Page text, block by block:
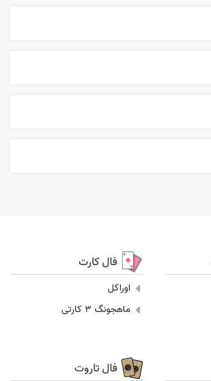
فال کارت
اوراکل
ماهجونگ 3 کارتی
فال تاروت